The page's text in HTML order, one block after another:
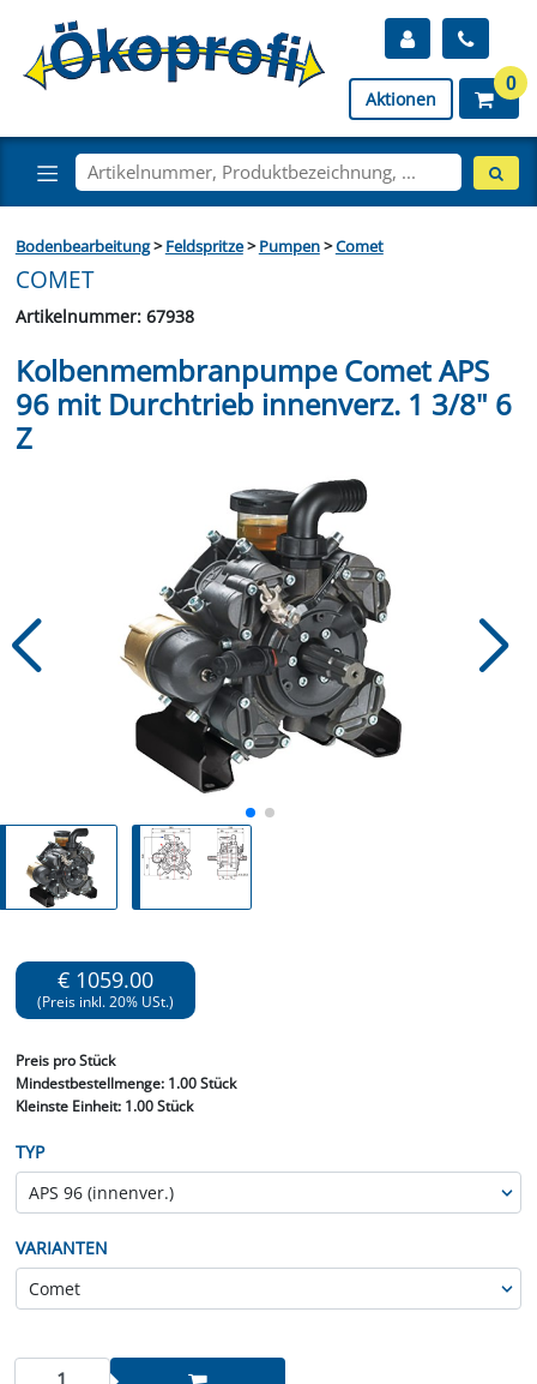
Aktionen
0
Bodenbearbeitung>Feldspritze>Pumpen>Comet
COMET
Artikelnummer: 67938
Kolbenmembranpumpe Comet APS
96 mit Durchtrieb innenverz. 1 3/8" 6
Z
€ 1059.00
(Preis inkl. 20% USt.)
Preis pro Stück
Mindestbestellmenge: 1.00 Stück
Kleinste Einheit:1.00 Stück
TYP
VARIANTEN